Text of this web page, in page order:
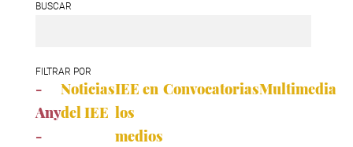
BUSCAR
FILTRAR POR
-
Any
-
Noticias
del IEE
IEE en
los
medios
ConvocatoriasMultimedia